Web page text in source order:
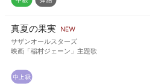
真夏の果実
サザンオールスターズ
映画「稲村ジェーン」主題歌